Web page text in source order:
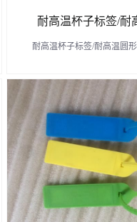
耐高温杯子标签/耐
耐高温杯子标签/耐高温圆
了解更